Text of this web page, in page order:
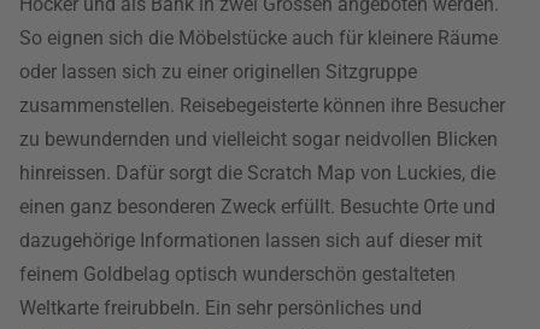
So eignen sich die Möbelstücke auch für kleinere Räume
oder lassen sich zu einer originellen Sitzgruppe
zusammenstellen. Reisebegeisterte können ihre Besucher
zu bewundernden und vielleicht sogar neidvollen Blicken
hinreissen. Dafür sorgt die Scratch Map von Luckies, die
einen ganz besonderen Zweck erfüllt. Besuchte Orte und
dazugehörige Informationen lassen sich auf dieser mit
feinem Goldbelag optisch wunderschön gestalteten
Weltkarte freirubbeln. Ein sehr persönliches und